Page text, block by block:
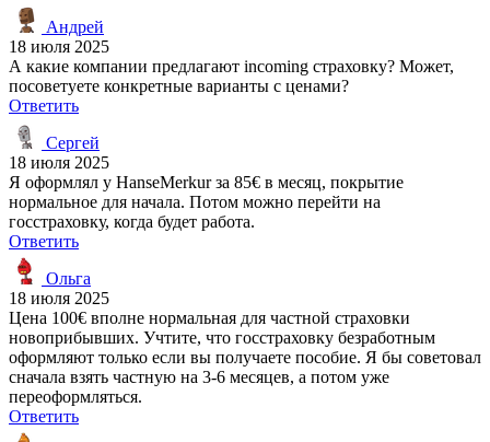
Андрей
18 июля 2025
А какие компании предлагают incoming страховку? Может,
посоветуете конкретные варианты с ценами?
Ответить
Сергей
18 июля 2025
Я оформлял у HanseMerkur за 85€ в месяц, покрытие
нормальное для начала. Потом можно перейти на
госстраховку, когда будет работа.
Ответить
Ольга
18 июля 2025
Цена 100€ вполне нормальная для частной страховки
новоприбывших. Учтите, что госстраховку безработным
оформляют только если вы получаете пособие. Я бы советовал
сначала взять частную на 3-6 месяцев, а потом уже
переоформляться.
Ответить